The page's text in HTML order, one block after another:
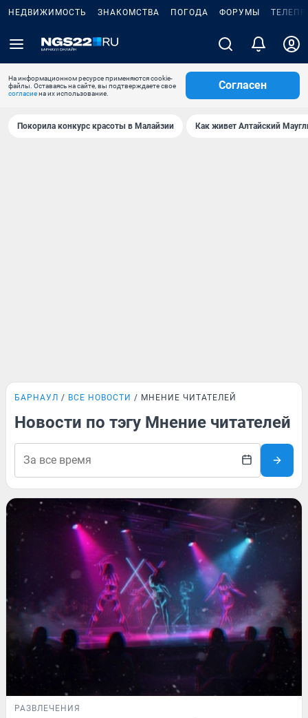
НЕДВИЖИМОСТЬ ЗНАКОМСТВА ПОГОДА ФОРУМЫ
На информационном ресурсе применяются cookie-
файлы. Оставаясь на сайте, вы подтверждаете свое
согласиена их использование.
Согласен
Покорила конкурс красоты в Малайзии Как живет Алтайский
БАРНАУЛ ВСЕ НОВОСТИ МНЕНИЕ ЧИТАТЕЛЕЙ
Новости по тэгу Мнение читателей
РАЗВЛЕЧЕНИЯ